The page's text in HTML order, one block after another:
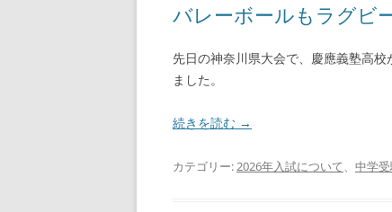
バレーボールもラグビ
先日の神奈川県大会で、慶應義塾高
ました。
続きを読む →
カテゴリー:2026年入試について、 中学